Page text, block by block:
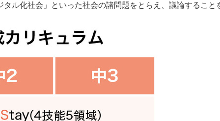
タル化社会」といった社会の諸問題をとらえ、議論するこ